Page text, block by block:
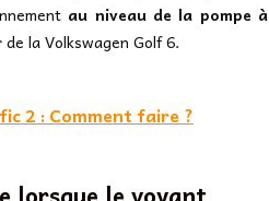
au niveau de la pompe à
la Volkswagen Golf 6.
2 : Comment faire ?